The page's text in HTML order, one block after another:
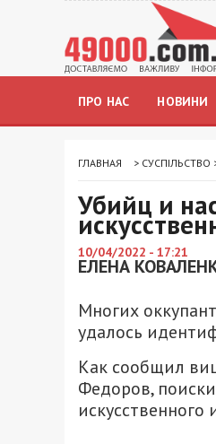
ПРО НАС НОВИНИ
ГЛАВНАЯ > СУСПІЛЬСТВО
Убийц и
10/04/2022 - 17:21
ЕЛЕНА
Многих
удалось
Как сообщил
Федоров,
искусственного